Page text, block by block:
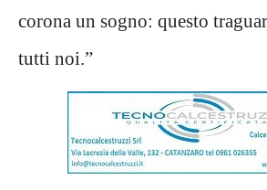
corona un sogno: questo
tutti noi.”